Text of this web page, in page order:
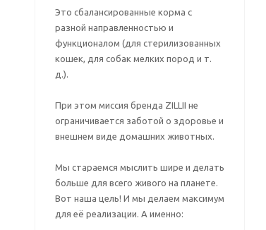
Это сбалансированные корма с
разной направленностью и
функционалом (для стерилизованных
кошек, для собак мелких пород и т.
д.).
При этом миссия бренда ZILLII не
ограничивается заботой о здоровье и
внешнем виде домашних животных.
Мы стараемся мыслить шире и делать
больше для всего живого на планете.
Вот наша цель! И мы делаем максимум
для её реализации. А именно: